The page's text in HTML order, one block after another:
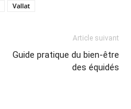
Vallat
Article suivant
Guide pratique du bien-être
des équidés